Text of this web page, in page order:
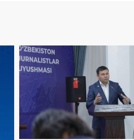
ОБЩЕСТВО
При Союзе
Узбекистана создан